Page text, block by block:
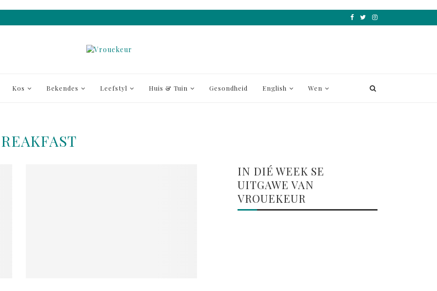
Kos Bekendes Leefstyl Huis & Tuin Gesondheid English Wen
IN DIÉ WEEK SE
UITGAWE VAN
VROUEKEUR